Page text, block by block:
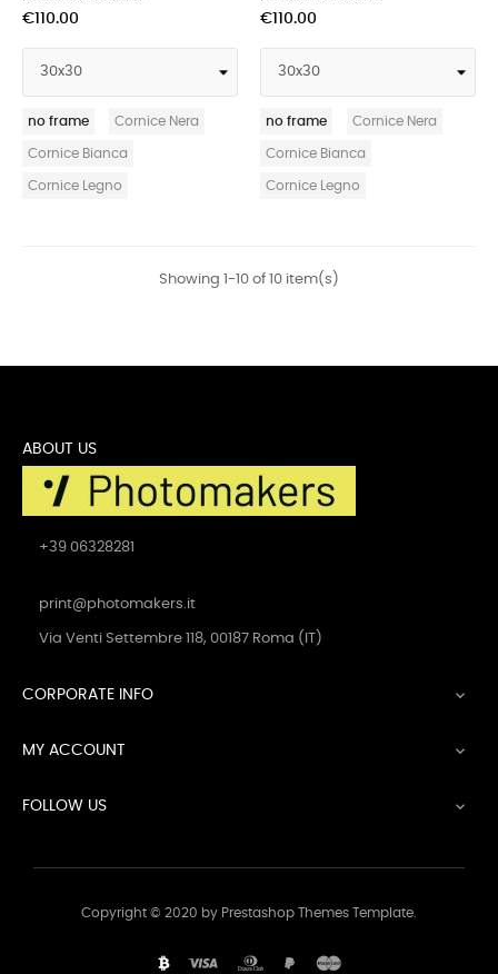
€110.00
no frame Cornice Nera
Cornice Bianca
Cornice Legno
€110.00
no frame Cornice Nera
Cornice Bianca
Cornice Legno
Showing 1-10 of 10 item(s)
ABOUT US
+39 06328281
print@photomakers.it
Via Venti Settembre 118, 00187 Roma (IT)
CORPORATE INFO 
MY ACCOUNT 
FOLLOW US 
Copyright © 2020 by Prestashop Themes Template.